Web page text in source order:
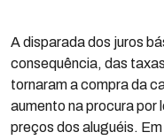
A disparada dos juros
consequência, das
tornaram a compra da
aumento na procura por
preços dos aluguéis.